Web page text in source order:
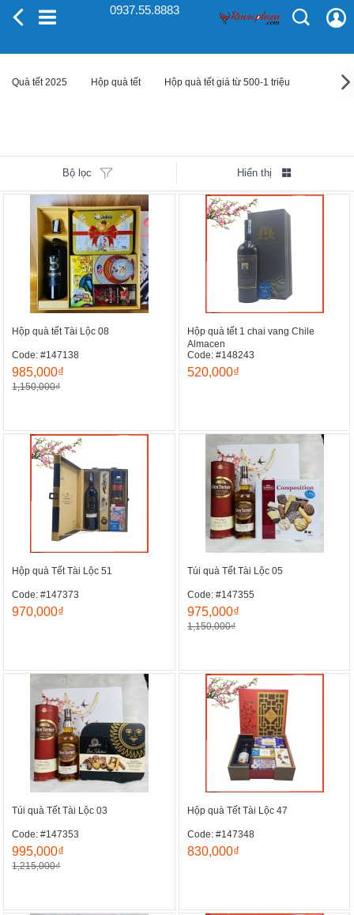
0937.55.8883
Quà tết 2025 Hộp quà tết Hộp quà tết giá từ 500-1 triệu
Bộ lọc Hiển thị
Hộp quà tết Tài Lộc 08
Code: #147138
985,000₫
1,150,000₫
Hộp quà tết 1 chai vang Chile
Almacen
Code: #148243
520,000₫
Hộp quà Tết Tài Lộc 51
Code: #147373
970,000₫
Túi quà Tết Tài Lộc 05
Code: #147355
975,000₫
1,150,000₫
Túi quà Tết Tài Lộc 03
Code: #147353
995,000₫
1,215,000₫
Hộp quà Tết Tài Lộc 47
Code: #147348
830,000₫